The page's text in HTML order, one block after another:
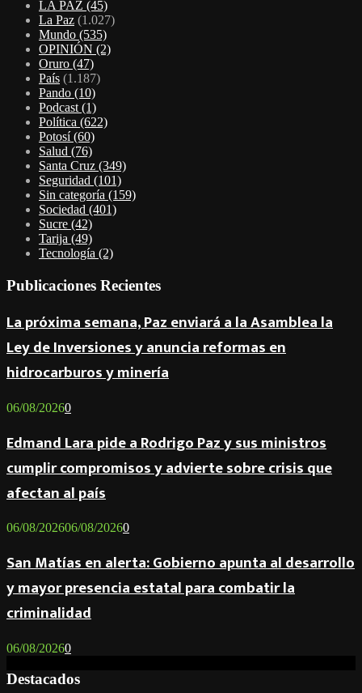
LA PAZ (45)
La Paz (1.027)
Mundo (535)
OPINIÓN (2)
Oruro (47)
País (1.187)
Pando (10)
Podcast (1)
Política (622)
Potosí(60)
Salud (76)
Santa Cruz (349)
Seguridad (101)
Sin categoría (159)
Sociedad (401)
Sucre (42)
Tarija (49)
Tecnología (2)
Publicaciones Recientes
La próxima semana, Paz enviará a la Asamblea la
Ley de Inversiones y anuncia reformas en
hidrocarburos y minería
06/08/20260
Edmand Lara pide a Rodrigo Paz y sus ministros
cumplir compromisos y advierte sobre crisis que
afectan al país
06/08/202606/08/20260
San Matías en alerta: Gobierno apunta al desarrollo
y mayor presencia estatal para combatir la
criminalidad
06/08/20260
Destacados